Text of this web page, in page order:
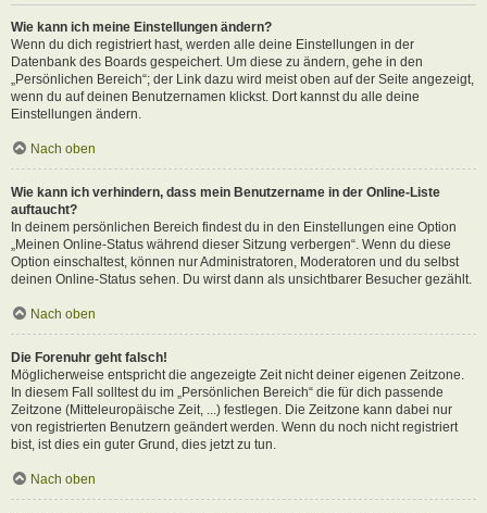
Wie kann ich meine Einstellungen ändern?
Wenn du dich registriert hast, werden alle deine Einstellungen in der
Datenbank des Boards gespeichert. Um diese zu ändern, gehe in den
„Persönlichen Bereich“; der Link dazu wird meist oben auf der Seite angezeigt,
wenn du auf deinen Benutzernamen klickst. Dort kannst du alle deine
Einstellungen ändern.
Nach oben
Wie kann ich verhindern, dass mein Benutzername in der Online-Liste
auftaucht?
In deinem persönlichen Bereich findest du in den Einstellungen eine Option
„Meinen Online-Status während dieser Sitzung verbergen“. Wenn du diese
Option einschaltest, können nur Administratoren, Moderatoren und du selbst
deinen Online-Status sehen. Du wirst dann als unsichtbarer Besucher gezählt.
Nach oben
Die Forenuhr geht falsch!
Möglicherweise entspricht die angezeigte Zeit nicht deiner eigenen Zeitzone.
In diesem Fall solltest du im „Persönlichen Bereich“ die für dich passende
Zeitzone (Mitteleuropäische Zeit, ...) festlegen. Die Zeitzone kann dabei nur
von registrierten Benutzern geändert werden. Wenn du noch nicht registriert
bist, ist dies ein guter Grund, dies jetzt zu tun.
Nach oben